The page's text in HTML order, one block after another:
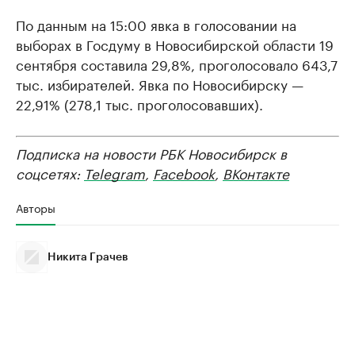
По данным на 15:00 явка в голосовании на
выборах в Госдуму в Новосибирской области 19
сентября составила 29,8%, проголосовало 643,7
тыс. избирателей. Явка по Новосибирску —
22,91% (278,1 тыс. проголосовавших).
Подписка на новости РБК Новосибирск в
соцсетях: Telegram, Facebook, ВКонтакте
Авторы
Никита Грачев